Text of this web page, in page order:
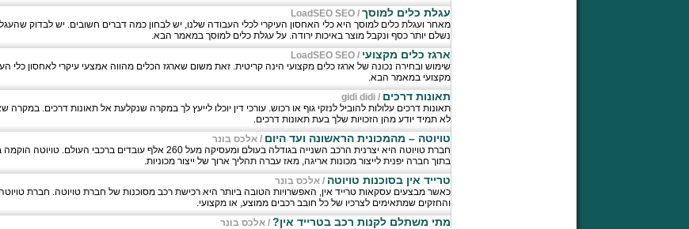
עגלת כלים למוסך /
LoadSEO SEO
מאחר ועגלת כלים למוסך היא כלי האחסון העיקרי לכלי העבודה שלנו, יש לבחון כמה דברים חשובים. יש לבדוק
נשלם יותר כסף ונקבל מוצר באיכות ירודה. על עגלת כלים למוסך במאמר הבא.
ארגז כלים מקצועי /
LoadSEO SEO
שימוש ובחירה נכונה של ארגז כלים מקצועי הינה קריטית. זאת משום שארגז הכלים מהווה אמצעי עיקרי לאחסון כלי
מקצועי במאמר הבא.
תאונות דרכים /
gidi didi
תאונות דרכים עלולות להוביל לנזקי גוף או רכוש. עורכי דין יוכלו לייעץ לך במקרה שנקלעת אל תאונות דרכים.
לא תמיד יודע מהן הזכויות שלך בעת תאונות דרכים.
טויוטה – מהמכונית הראשונה ועד היום /אלכס בונר
בתוך חברה יפנית לייצור מכונות אריגה, מאז עברה תהליך ארוך של ייצור מכוניות.
טרייד אין בסוכנות טויוטה /אלכס בונר
כאשר מבצעים עסקאות טרייד אין, האפשרויות הטובה ביותר היא רכישת רכב מסוכנות של חברת טויוטה. חברת
והחזקים שמתאימים לצרכיו של כל חובב רכבים ממוצע, או מקצועי.
מתי משתלם לקנות רכב בטרייד אין? /אלכס בונר